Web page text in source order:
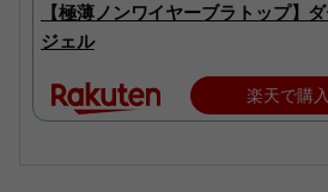
【極薄ノンワイヤーブラトップ】
ジェル
楽天で購入